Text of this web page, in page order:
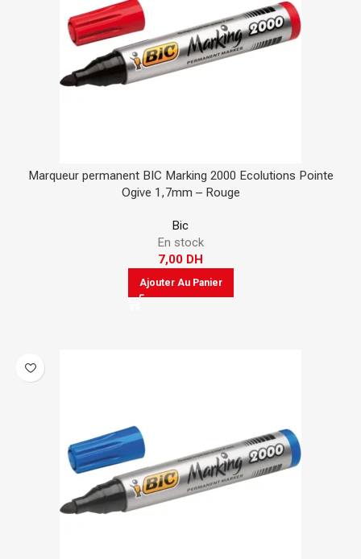
Marqueur permanent BIC Marking 2000 Ecolutions Pointe
Ogive 1,7mm – Rouge
Bic
En stock
7,00 DH
Ajouter Au Panier